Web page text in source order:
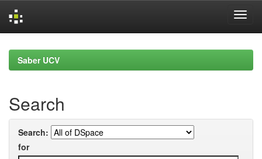
navigationSaber UCV
Search
Search:
for